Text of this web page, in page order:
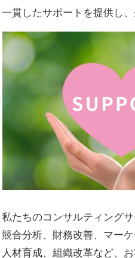
一貫したサポートを提供し
私たちのコンサルティングサ
競合分析、財務改善、マーケ
人材育成、組織改革など、